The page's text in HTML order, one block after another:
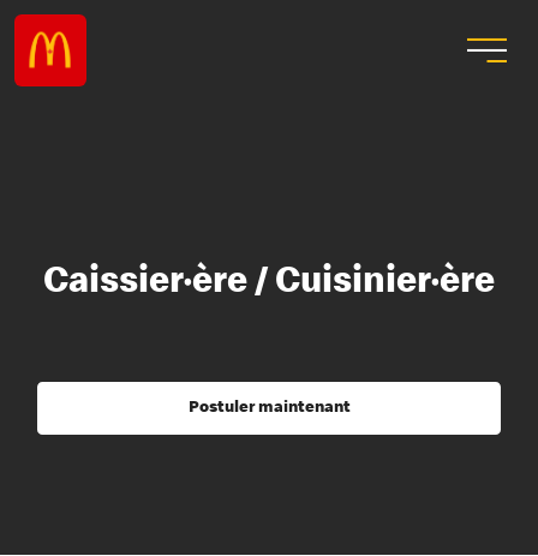
Caissier·ère / Cuisinier·ère
Postuler maintenant